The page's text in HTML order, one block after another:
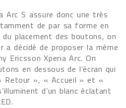
Arc S assure donc une très
de par sa forme en
placement des boutons, on
décidé de proposer la même
Ericsson Xperia Arc. On
en dessous de l’écran qui
Retour », « Accueil » et «
d’un blanc éclatant